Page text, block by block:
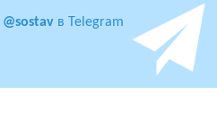
@sostav в Telegram